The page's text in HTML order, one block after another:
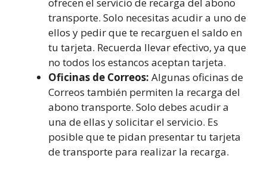
ofrecen el servicio de recarga del abono
transporte. Solo necesitas acudir a uno de
ellos y pedir que te recarguen el saldo en
tu tarjeta. Recuerda llevar efectivo, ya que
no todos los estancos aceptan tarjeta.
Oficinas de Correos: Algunas oficinas de
Correos también permiten la recarga del
abono transporte. Solo debes acudir a
una de ellas y solicitar el servicio. Es
posible que te pidan presentar tu tarjeta
de transporte para realizar la recarga.